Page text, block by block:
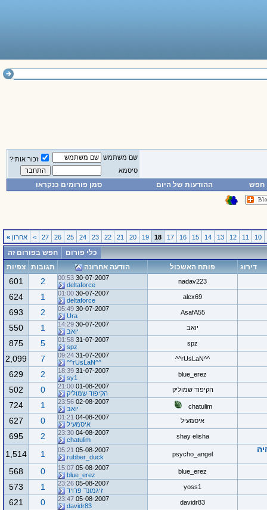
שם משתמש
זכור אותי?
סיסמא
חפש ההודעות של היום סמן פורומים כנקראו
10
11
12
13
14
15
16
17
18
19
20
21
22
23
24
25
26
27
> אחרון »
כלי פורום
חפש בפורום זה
דירוג
פותח האשכול הודעה אחרונה תגובות צפיות
nadav223
30-07-2007
00:53
deltaforce
2
601
alex69
30-07-2007
01:00
deltaforce
1
624
AsafA55
30-07-2007
05:49
Ura
2
693
יואב 30-07-2007
14:29
יואב
1
550
spz
31-07-2007
01:58
spz
5
875
^^rUsLaN^^
31-07-2007
09:24
^^rUsLaN^^
7
2,099
blue_erez
31-07-2007
18:39
sy1
2
629
הקיפוד שמוליק 01-08-2007
21:00
הקיפוד שמוליק
0
502
chatulim
02-08-2007
23:56
יואב
1
724
איסמעיל 04-08-2007
01:21
איסמעיל
0
627
shay elisha
04-08-2007
23:30
chatulim
2
695
psycho_angel
05-08-2007
05:21
rubber_duck
1
1,514
blue_erez
05-08-2007
15:07
blue_erez
0
568
yoss1
05-08-2007
23:26
זיגמונד פרויד
1
573
davidr83
05-08-2007
23:47
davidr83
0
621